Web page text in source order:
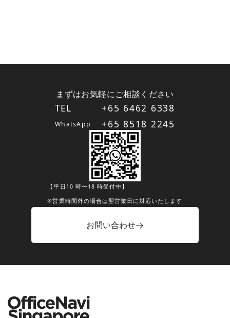
まずはお気軽にご相談ください
TEL
WhatsApp
+65 6462 6338
+65 8518 2245
【平日10 時〜18 時受付中】
※営業時間外の場合は翌営業日に対応いたします
お問い合わせ